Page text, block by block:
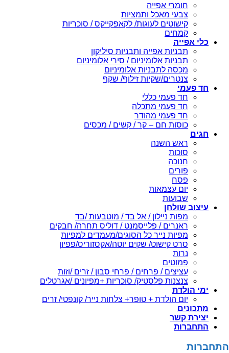
חומרי אפייה
צבעי מאכל ותמציות
קישוטים לעוגות/ לקאפקייקס / סוכריות
קמחים
אפייה
תבניות אפייה ותבניות סיליקון
תבניות אלומיניום / סירי אלומיניום
מכסה לתבניות אלומיניום
צנטרים/שקיות זילוף/ שקף
חד פעמי כללי
חד פעמי מתכלה
חד פעמי מהודר
כוסות חם – קר / קשים / מכסים
ראש השנה
יום עצמאות
שבועות
שולחן
מפות ניילון / אל בד / מוטבעות /בד
ראנרים / פלייסמנט / דוליס תחרה/ חבקים
מפיות נייר כל הסוגים/מעמדים למפיות
סרט קישוט/ שקים יוטה/אקסזוריס/פפיון
פמוטים
עציצים / פרחים / פרחי סבון / זרים /וזות
צנצנות פלסטיק/ סוכריות +מפיונים /אגרטלים
הולדת
יום הולדת + טופר+ צלחות נייר/ קונפטי/ זרים
קשר